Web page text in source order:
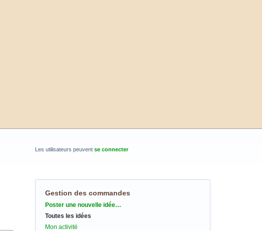
Les utilisateurs peuvent se connecter
Gestion des commandes
Catégories
Poster une nouvelle idée…
Toutes les idées
Mon activité